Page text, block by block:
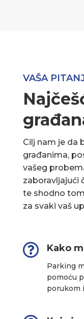
VAŠA
Cilj nam je da
građanima,
vašeg
zaboravljajući
te shodno
za svaki vaš
 Kako
Parking
pomoću
porukom